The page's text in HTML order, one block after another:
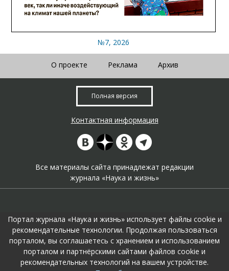
№7, 2026
О проекте Реклама Архив
Полная версия
Контактная информация
Все материалы сайта принадлежат редакции
журнала «Наука и жизнь»
На портале применяются рекомендательные технологии
Продолжая пользоваться порталом вы соглашаетесь с их
Портал журнала «Наука и жизнь» использует файлы cookie и
рекомендательные технологии. Продолжая пользоваться
порталом, вы соглашаетесь с хранением и использованием
порталом и партнёрскими сайтами файлов cookie и
рекомендательных технологий на вашем устройстве.